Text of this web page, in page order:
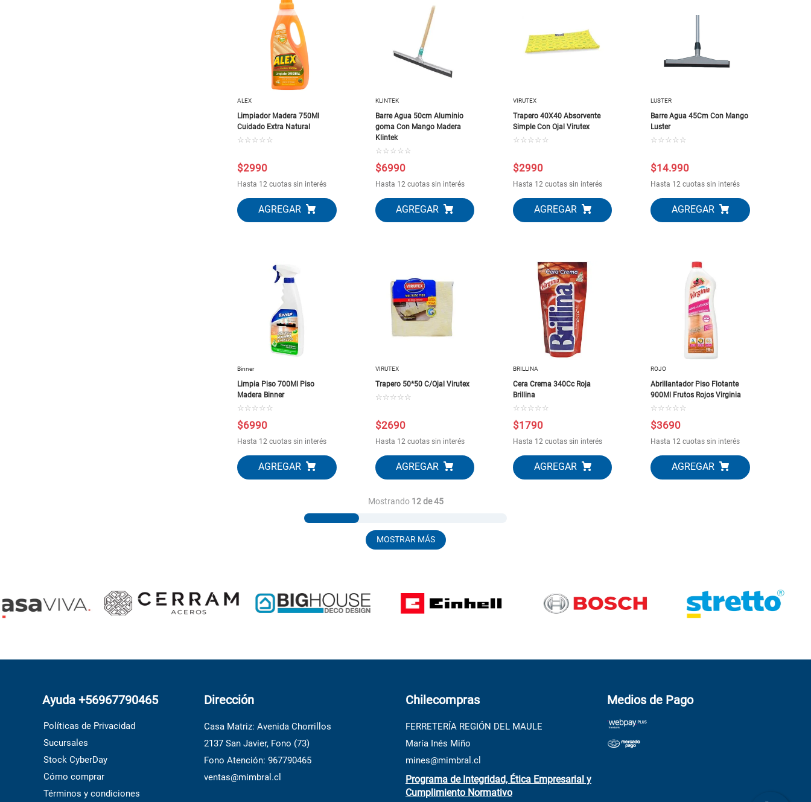
ALEX
Limpiador Madera 750Ml
Cuidado Extra Natural
☆ ☆ ☆ ☆ ☆
$2990
Hasta 12 cuotas sin interés
KLINTEK
Barre Agua 50cm Aluminio
goma Con Mango Madera
Klintek
☆ ☆ ☆ ☆ ☆
$6990
Hasta 12 cuotas sin interés
VIRUTEX
Trapero 40X40 Absorvente
Simple Con Ojal Virutex
☆ ☆ ☆ ☆ ☆
$2990
Hasta 12 cuotas sin interés
LUSTER
Barre Agua 45Cm Con Mango
Luster
☆ ☆ ☆ ☆ ☆
$14.990
Hasta 12 cuotas sin interés
Binner
Limpia Piso 700Ml Piso
Madera Binner
☆ ☆ ☆ ☆ ☆
$6990
Hasta 12 cuotas sin interés
VIRUTEX
Trapero 50*50 C/Ojal Virutex
☆ ☆ ☆ ☆ ☆
$2690
Hasta 12 cuotas sin interés
BRILLINA
Cera Crema 340Cc Roja
Brillina
☆ ☆ ☆ ☆ ☆
$1790
Hasta 12 cuotas sin interés
ROJO
Abrillantador Piso Flotante
900Ml Frutos Rojos Virginia
☆ ☆ ☆ ☆ ☆
$3690
Hasta 12 cuotas sin interés
Mostrando 12 de 45
MOSTRAR MÁS
Ayuda +56967790465
Políticas de Privacidad
Sucursales
Stock CyberDay
Cómo comprar
Términos y condiciones
Dirección
Casa Matriz: Avenida Chorrillos
2137 San Javier, Fono (73)
Fono Atención: 967790465
ventas@mimbral.cl
Chilecompras
FERRETERÍA REGIÓN DEL MAULE
María Inés Miño
mines@mimbral.cl
Programa de Integridad, Ética Empresarial y
Cumplimiento Normativo
Medios de Pago